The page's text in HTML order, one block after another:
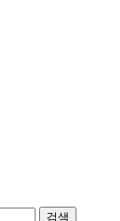
검색